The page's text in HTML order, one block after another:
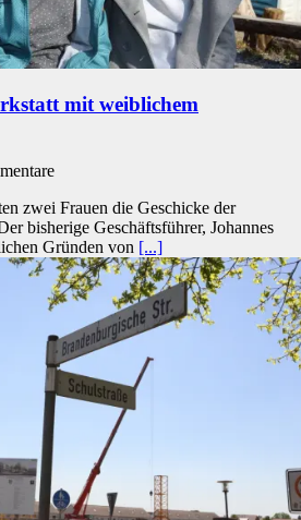
mit weiblichem
zwei Frauen die Geschicke der
bisherige Geschäftsführer, Johannes
Gründen von [...]